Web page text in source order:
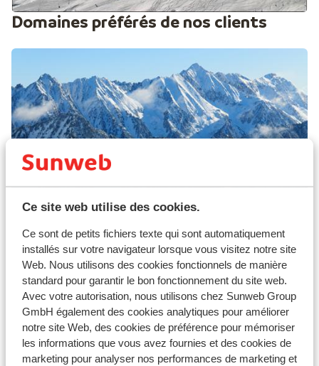
Ce site web utilise des cookies.
Ce sont de petits fichiers texte qui sont automatiquement
installés sur votre navigateur lorsque vous visitez notre site
Web. Nous utilisons des cookies fonctionnels de manière
standard pour garantir le bon fonctionnement du site web.
Avec votre autorisation, nous utilisons chez Sunweb Group
GmbH également des cookies analytiques pour améliorer
notre site Web, des cookies de préférence pour mémoriser
les informations que vous avez fournies et des cookies de
marketing pour analyser nos performances de marketing et
Domaines préférés de nos clients